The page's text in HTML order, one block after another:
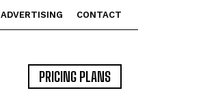
ADVERTISING CONTACT
PRICING PLANS